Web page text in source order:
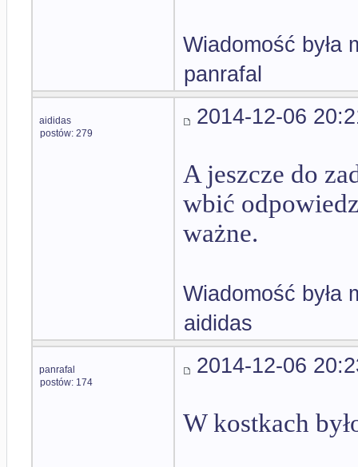
Wiadomość była
panrafal
aididas
postów: 279
2014-12-06
A jeszcze do
wbić
ważne.
Wiadomość była
aididas
panrafal
postów: 174
2014-12-06
W kostkach